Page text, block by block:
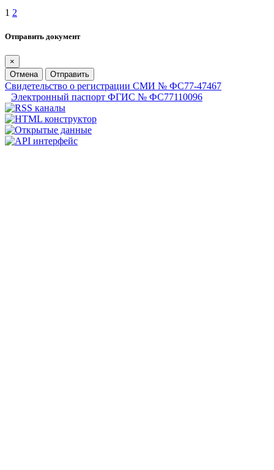
1 2
Отправить документ
×
Отмена
Отправить
Свидетельство о регистрации СМИ № ФС77-47467
Электронный паспорт ФГИС № ФС77110096